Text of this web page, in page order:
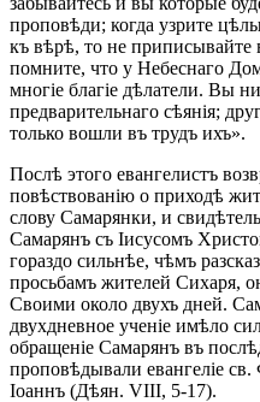
проповѣди; когда узрите
къ вѣрѣ, то не приписывайте
помните, что у Небеснаго
многіе благіе дѣлатели. Вы
предварительнаго сѣянія;
только вошли въ трудъ ихъ».
Послѣ этого евангелистъ
повѣствованію о приходѣ
слову Самарянки, и
Самарянъ съ Іисусомъ
гораздо сильнѣе, чѣмъ
просьбамъ жителей Сихаря,
Своими около двухъ дней.
двухдневное ученіе имѣло
обращеніе Самарянъ въ
проповѣдывали евангеліе
Іоаннъ (Дѣян. VIII, 5-17).